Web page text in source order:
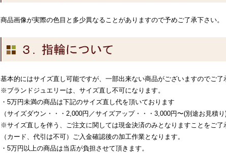
商品画像が実際の色目と多少異なることがありますので予めご了承下さい。
基本的にはサイズ直し可能ですが、一部出来ない商品がございますのでご了
※ブランドジュエリーは、サイズ直し不可になります。
・5万円未満の商品は下記のサイズ直し代を頂いております
（サイズダウン・・・2,000円／サイズアップ・・・3,000円〜(別途お見積
※サイズ直しを伴う、ご注文に関しては現金決済のみとなりますことをご了
（カード、代引は不可）ご入金確認後の加工作業となります。
・5万円以上の商品は当店が負担させて頂きます。